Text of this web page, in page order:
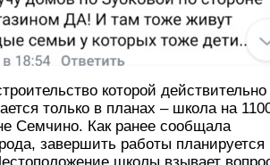
которой действительно
только в планах – школа на
Семчино. Как ранее сообщала
завершить работы планируется